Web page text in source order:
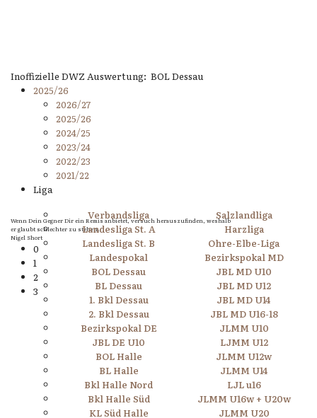
Wenn Dein Gegner Dir ein Remis anbietet, versuch herauszufinden, weshalb
er glaubt schlechter zu stehen.
Nigel Short
0
1
2
3
Inoffizielle DWZ Auswertung: BOL Dessau
2025/26
2026/27
2025/26
2024/25
2023/24
2022/23
2021/22
Liga
Verbandsliga
Salzlandliga
Landesliga St. A
Harzliga
Landesliga St. B
Ohre-Elbe-Liga
Landespokal
Bezirkspokal MD
BOL Dessau
JBL MD U10
BL Dessau
JBL MD U12
1. Bkl Dessau
JBL MD U14
2. Bkl Dessau
JBL MD U16-18
Bezirkspokal DE
JLMM U10
JBL DE U10
LJMM U12
BOL Halle
JLMM U12w
BL Halle
JLMM U14
Bkl Halle Nord
LJL u16
Bkl Halle Süd
JLMM U16w + U20w
KL Süd Halle
JLMM U20